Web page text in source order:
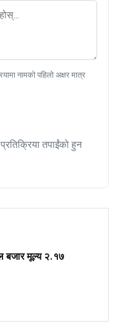
नामको पहिलो अक्षर मात्र
तपाईंको हुन
बजार मूल्य २.१७